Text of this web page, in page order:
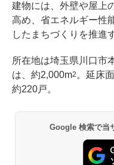
建物には、外壁や屋上
高め、省エネルギー性
したまちづくりを推進
所在地は埼玉県川口市
は、約2,000m2 。延床
約220戸。
Google 検索で当